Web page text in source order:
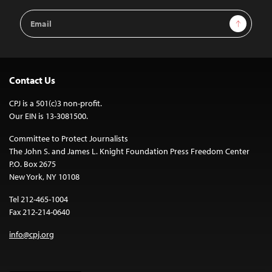
Email
Address
Sign Up
Contact Us
CPJ is a 501(c)3 non-profit.
Our EIN is 13-3081500.
Committee to Protect Journalists
The John S. and James L. Knight Foundation Press Freedom Center
P.O. Box 2675
New York, NY 10108
Tel 212-465-1004
Fax 212-214-0640
info@cpj.org